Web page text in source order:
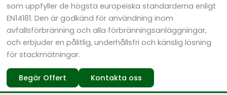
som uppfyller de högsta europeiska standarderna enligt
EN14181. Den är godkänd för användning inom
avfallsförbränning och alla förbränningsanläggningar,
och erbjuder en pålitlig, underhållsfri och känslig lösning
för stackmätningar.
Begär Offert Kontakta oss